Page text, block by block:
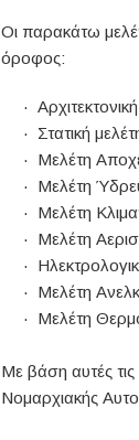
Οι παρακάτω
όροφος:
· Αρχιτεκτονική
· Στατική
· Μελέτη
· Μελέτη
· Μελέτη
· Μελέτη
·
· Μελέτη
· Μελέτη
Με βάση αυτές
Νομαρχιακής